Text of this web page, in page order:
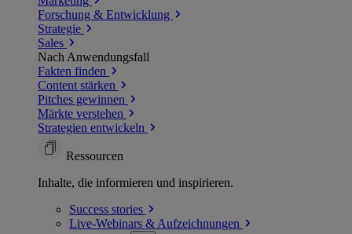
Forschung & Entwicklung
Strategie
Sales
Nach Anwendungsfall
Fakten finden
Content stärken
Pitches gewinnen
Märkte verstehen
Strategien entwickeln
Ressourcen
Inhalte, die informieren und inspirieren.
Success stories
Live-Webinars & Aufzeichnungen